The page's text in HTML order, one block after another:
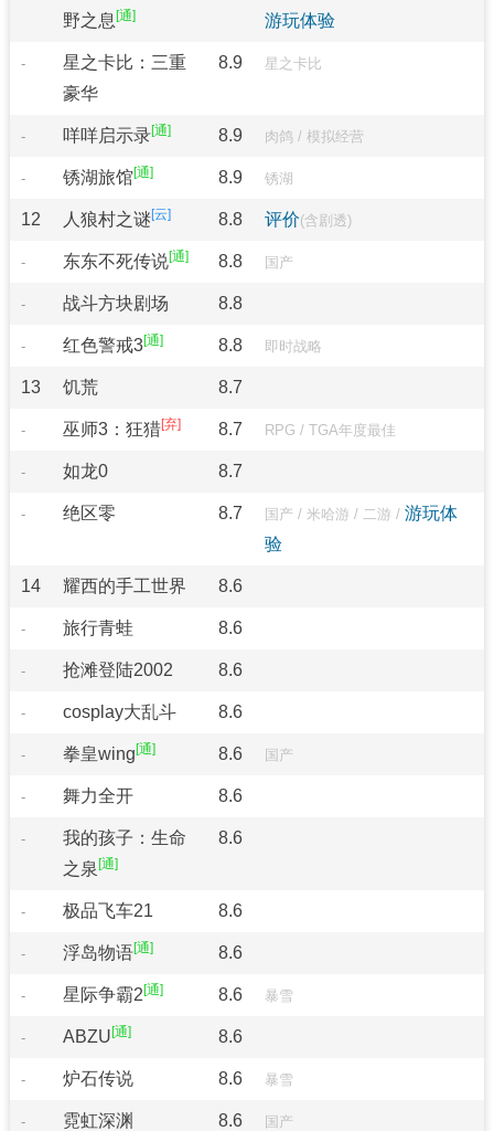
野之息 游玩体验
-
星之卡比：三重
豪华
8.9 星之卡比
- 咩咩启示录 8.9 肉鸽 / 模拟经营
- 锈湖旅馆 8.9 锈湖
12 人狼村之谜 8.8 评价(含剧透)
- 东东不死传说 8.8 国产
- 战斗方块剧场 8.8
- 红色警戒3 8.8 即时战略
13 饥荒 8.7
- 巫师3：狂猎 8.7 RPG / TGA年度最佳
- 如龙0 8.7
- 绝区零 8.7 国产 / 米哈游 / 二游 / 游玩体
验
14 耀西的手工世界 8.6
- 旅行青蛙 8.6
- 抢滩登陆2002 8.6
- cosplay大乱斗 8.6
- 拳皇wing 8.6 国产
- 舞力全开 8.6
-
我的孩子：生命
之泉
8.6
- 极品飞车21 8.6
- 浮岛物语 8.6
- 星际争霸2 8.6 暴雪
- ABZU 8.6
- 炉石传说 8.6 暴雪
- 霓虹深渊 8.6 国产